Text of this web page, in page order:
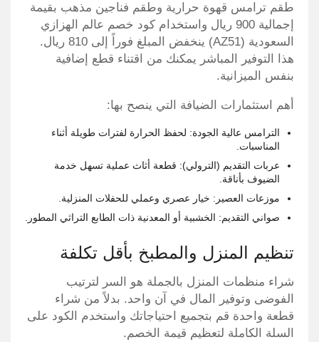
طقم ترامس قهوة حرارية وطقم فناجين مذهب بقيمة
إجمالية 900 ريال واستخدام كود خصم عالم الهزازي
السعودية (AZ51) ينخفض المبلغ فوراً إلى 810 ريال.
هذا التوفير المباشر يمكنك من اقتناء قطع إضافية
بنفس الميزانية.
أهم استثمارات الضيافة التي ينصح بها:
الترامس عالية الجودة: لحفظ الحرارة لفترات طويلة أثناء
المناسبات.
عربات التقديم (الترولي): قطعة أثاث عملية تسهل خدمة
الضيوف بأناقة.
موزعات العصير: خيار عصري وعملي للحفلات المنزلية.
صواني التقديم: الخشبية أو المعدنية ذات الطابع التراثي المطور.
تنظيم المنزل والمطبخ بأقل تكلفة
شراء منظمات المنزل بالجملة هو السر لترتيب
الفوضى وتوفير المال في آن واحد. بدلاً من شراء
قطعة واحدة قم بتجميع احتياجاتك واستخدم الكود على
السلة الكاملة لتعظيم قيمة الخصم.